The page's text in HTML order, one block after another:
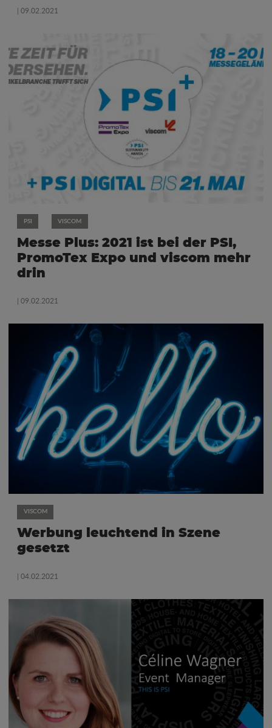
| 09.02.2021
PSI VISCOM
Messe Plus: 2021 ist bei der PSI,
PromoTex Expo und viscom mehr
drin
| 09.02.2021
VISCOM
Werbung leuchtend in Szene
gesetzt
| 04.02.2021